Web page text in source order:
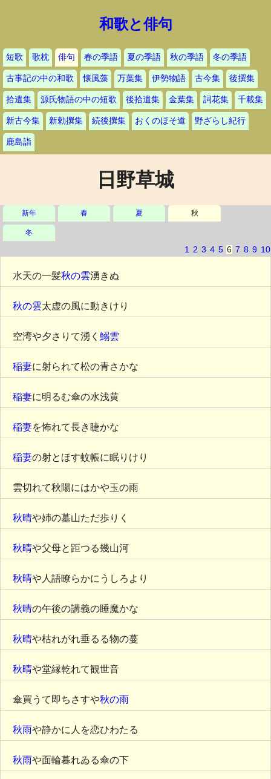
和歌と俳句
短歌 歌枕 俳句 春の季語 夏の季語 秋の季語 冬の季語
古事記の中の和歌 懐風藻 万葉集 伊勢物語 古今集 後撰集
拾遺集 源氏物語の中の短歌 後拾遺集 金葉集 詞花集 千載集
新古今集 新勅撰集 続後撰集 おくのほそ道 野ざらし紀行
鹿島詣
日野草城
新年 春 夏 秋
冬
1 2 3 4 5 6 7 8 9 10
水天の一髪秋の雲湧きぬ
秋の雲太虚の風に動きけり
空湾や夕さりて湧く 鰯雲
稲妻に射られて松の青さかな
稲妻に明るむ傘の水浅黄
稲妻を怖れて長き睫かな
稲妻の射とほす蚊帳に眠りけり
雲切れて秋陽にはかや玉の雨
秋晴や姉の墓山ただ歩りく
秋晴や父母と距つる幾山河
秋晴や人語瞭らかにうしろより
秋晴の午後の講義の睡魔かな
秋晴や枯れがれ垂るる物の蔓
秋晴や堂縁乾れて観世音
傘買うて即ちさすや秋の雨
秋雨や静かに人を恋ひわたる
秋雨や面輪暮れゐる傘の下